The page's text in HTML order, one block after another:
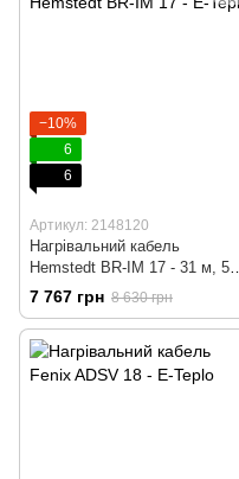
−10%
6
6
Артикул: 2148120
Нагрівальний кабель
Hemstedt BR-IM 17 - 31 м, 500
вт + wi-fi терморегулятор
7 767 грн 8 630 грн